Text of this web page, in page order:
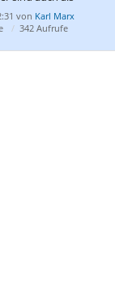
von Karl Marx
342 Aufrufe